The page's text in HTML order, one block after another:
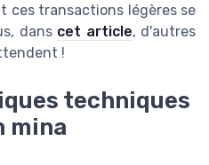
ces transactions légères se
dans cet article, d'autres
!
techniques
mina